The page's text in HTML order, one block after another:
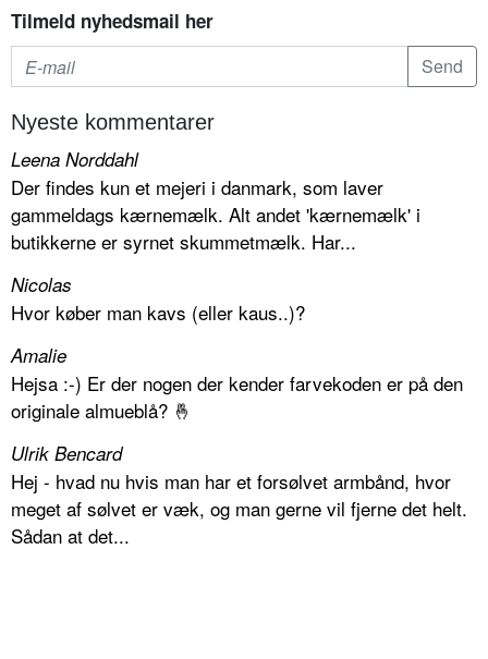
Tilmeld nyhedsmail her
Nyeste kommentarer
Leena Norddahl
Der findes kun et mejeri i danmark, som laver
gammeldags kærnemælk. Alt andet 'kærnemælk' i
butikkerne er syrnet skummetmælk. Har...
Nicolas
Hvor køber man kavs (eller kaus..)?
Amalie
Hejsa :-) Er der nogen der kender farvekoden er på den
originale almueblå? 🤞
Ulrik Bencard
Hej - hvad nu hvis man har et forsølvet armbånd, hvor
meget af sølvet er væk, og man gerne vil fjerne det helt.
Sådan at det...